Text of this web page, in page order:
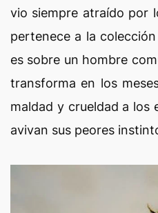
vio siempre atraído por
pertenece a la
es sobre un hombre
transforma en los
maldad y crueldad a los
avivan sus peores